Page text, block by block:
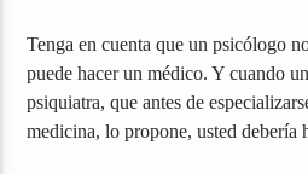
Tenga en cuenta que un psicólogo
puede hacer un médico. Y cuando
psiquiatra, que antes de
medicina, lo propone, usted debería